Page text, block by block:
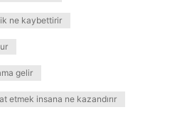
ne kaybettirir
gelir
etmek insana ne kazandırır